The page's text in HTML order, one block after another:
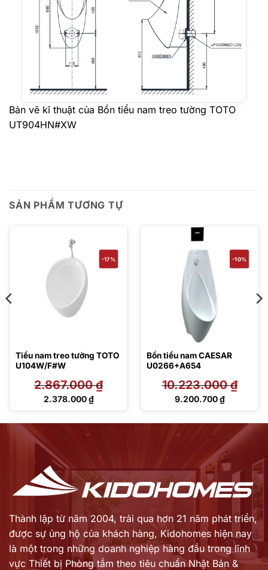
Bản vẽ kĩ thuật của Bồn tiểu nam treo tường TOTO
UT904HN#XW
SẢN PHẨM TƯƠNG TỰ
-17%
Tiểu nam treo tường TOTO
U104W/F#W
2.867.000₫
Giá
2.378.000₫
Giá
-10%
Bồn tiểu nam CAESAR
U0266+A654
10.223.000₫
Giá
10.223.000 ₫.
9.200.700₫
Giá
9.200.700 ₫.
Thành lập từ năm 2004, trải qua hơn 21 năm phát triển,
được sự ủng hộ của khách hàng, Kidohomes hiện nay
là một trong những doanh nghiệp hàng đầu trong lĩnh
vực Thiết bị Phòng tắm theo tiêu chuẩn Nhật Bản &